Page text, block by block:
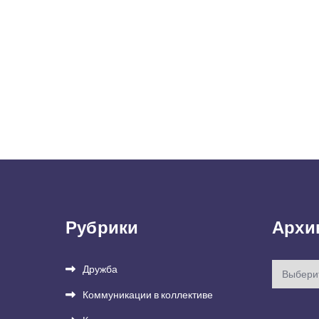
Рубрики
Дружба
Коммуникации в коллективе
Архивы